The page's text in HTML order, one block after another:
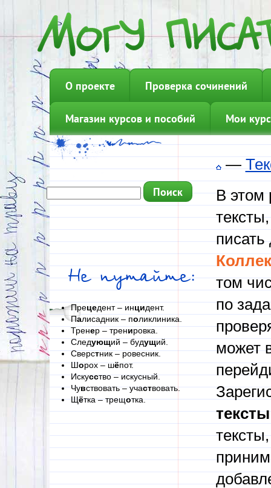
О проекте Проверка сочинений
Магазин курсов и пособий Мои
Не путайте:
Прецедент – инцидент.
Палисадник – поликлиника.
Тренер – тренировка.
Следующий – будущий.
Сверстник – ровесник.
Шорох – шёпот.
Искусство – искусный.
Чувствовать – участвовать.
Щётка – трещотка.
—
В этом
писать
том
по
может
тексты